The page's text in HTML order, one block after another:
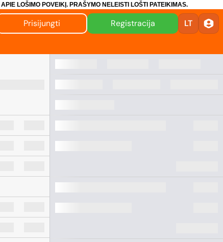
APIE LOŠIMO POVEIKĮ. PRAŠYMO NELEISTI LOŠTI PATEIKIMAS.
Prisijungti Registracija LT